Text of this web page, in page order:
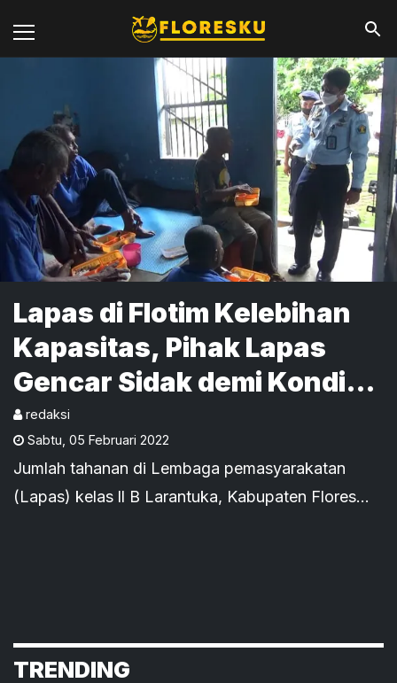
Lapas di Flotim Kelebihan
Kapasitas, Pihak Lapas
Gencar Sidak demi Kondisi
Tetap Aman
redaksi
Sabtu 05 Februari 2022
Jumlah tahanan di Lembaga pemasyarakatan
(Lapas) kelas ll B Larantuka, Kabupaten Flores
TRENDING